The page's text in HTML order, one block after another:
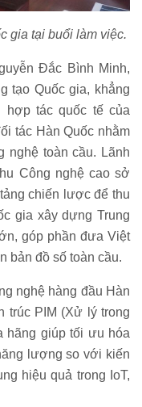
gia tại buổi làm việc.
Đắc Bình Minh,
tạo Quốc gia, khẳng
tác quốc tế của
tác Hàn Quốc nhằm
nghệ toàn cầu. Lãnh
Công nghệ cao sở
chiến lược để thu
gia xây dựng Trung
góp phần đưa Việt
bản đồ số toàn cầu.
nghệ hàng đầu Hàn
trúc PIM (Xử lý trong
hãng giúp tối ưu hóa
lượng so với kiến
hiệu quả trong IoT,